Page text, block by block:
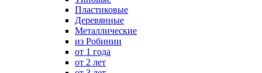
Пластиковые
Деревянные
Металлические
из Робинии
от 1 года
от 2 лет